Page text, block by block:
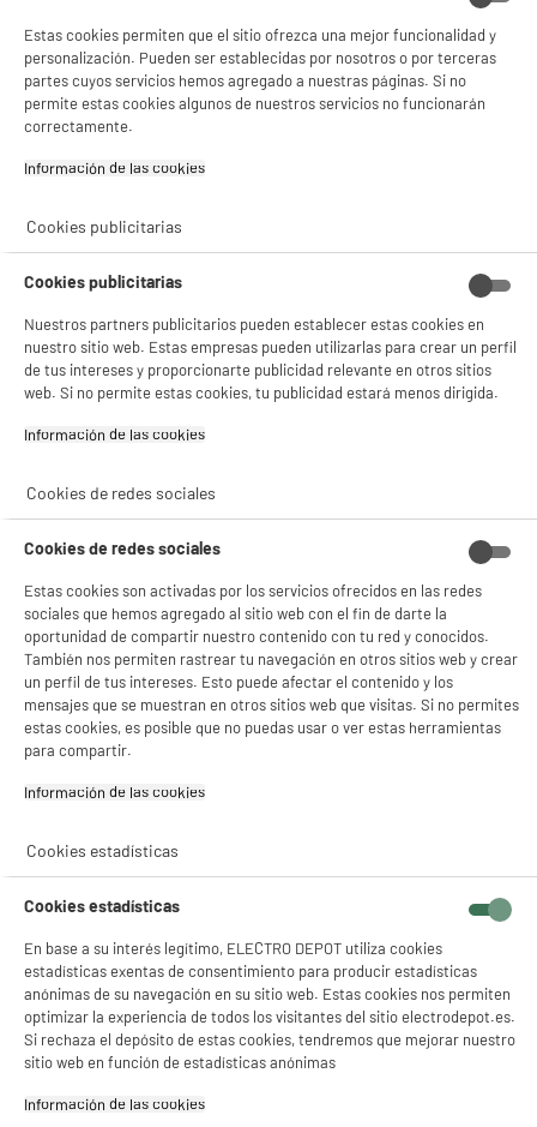
product_anchor_characteristics
199€96
Garantía incluida :
Modo de cocción Convección natural
Número de quemadores 4
Encendido Mando
Potencia quemadores (W)
Tipo de horno
Limpieza del horno MANUAL
Puerta fría No
Clase energética A
Accesorios. No especificado
Seguridad de cocción
Estas cookies permiten que el sitio ofrezca una mejor funcionalidad y
personalización. Pueden ser establecidas por nosotros o por terceras
partes cuyos servicios hemos agregado a nuestras páginas. Si no
permite estas cookies algunos de nuestros servicios no funcionarán
correctamente.
Información de las cookies‎
Cookies publicitarias
Cookies publicitarias
Nuestros partners publicitarios pueden establecer estas cookies en
nuestro sitio web. Estas empresas pueden utilizarlas para crear un perfil
de tus intereses y proporcionarte publicidad relevante en otros sitios
web. Si no permite estas cookies, tu publicidad estará menos dirigida.
Información de las cookies‎
Cookies de redes sociales
Cookies de redes sociales
Estas cookies son activadas por los servicios ofrecidos en las redes
sociales que hemos agregado al sitio web con el fin de darte la
oportunidad de compartir nuestro contenido con tu red y conocidos.
También nos permiten rastrear tu navegación en otros sitios web y crear
un perfil de tus intereses. Esto puede afectar el contenido y los
mensajes que se muestran en otros sitios web que visitas. Si no permites
estas cookies, es posible que no puedas usar o ver estas herramientas
para compartir.
Información de las cookies‎
Cookies estadísticas
Cookies estadísticas
En base a su interés legítimo, ELECTRO DEPOT utiliza cookies
estadísticas exentas de consentimiento para producir estadísticas
anónimas de su navegación en su sitio web. Estas cookies nos permiten
optimizar la experiencia de todos los visitantes del sitio electrodepot.es.
Si rechaza el depósito de estas cookies, tendremos que mejorar nuestro
sitio web en función de estadísticas anónimas
Información de las cookies‎